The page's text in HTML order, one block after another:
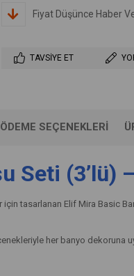
Fiyat Düşünce Haber
TAVSIYE ET
ÖDEME SEÇENEKLERI
Seti (3’lü)
tasarlanan Elif Mira Basic
her banyo